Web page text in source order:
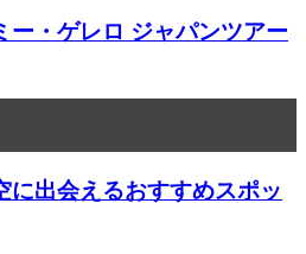
ー・ゲレロ ジャパンツアー
に出会えるおすすめスポッ